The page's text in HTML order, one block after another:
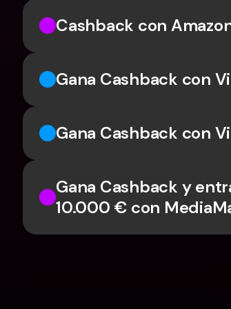
Cashback con
Gana Cashback con
Gana Cashback con
Gana Cashback y
10.000 € con